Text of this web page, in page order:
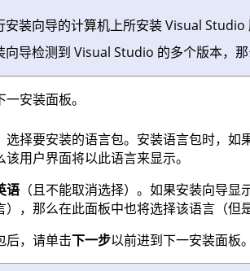
安装向导的计算机上所安装 Visual Studio
向导检测到 Visual Studio 的多个版本，那
安装面板。
选择要安装的语言包。安装语言包时，如
用户界面将以此语言来显示。
语（且不能取消选择）。如果安装向导显
，那么在此面板中也将选择该语言（但
后，请单击下一步以前进到下一安装面板。